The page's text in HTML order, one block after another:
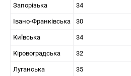
Запорізька 34
Івано-Франківська 30
Київська 34
Кіровоградська 32
Луганська 35